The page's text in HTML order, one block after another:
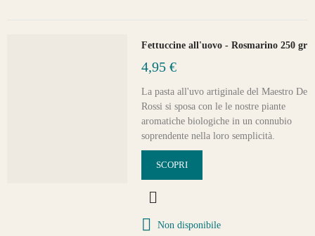
Fettuccine all'uovo - Rosmarino 250 gr
4,95 €
La pasta all'uvo artiginale del Maestro De
Rossi si sposa con le le nostre piante
aromatiche biologiche in un connubio
soprendente nella loro semplicità.
SCOPRI
Non disponibile